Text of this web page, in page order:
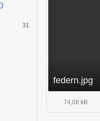
31
federn.jpg
74,08 kB